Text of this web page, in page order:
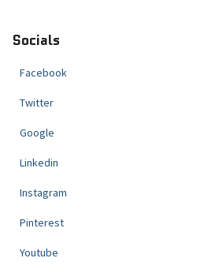
Socials
Facebook
Twitter
Google
Linkedin
Instagram
Pinterest
Youtube